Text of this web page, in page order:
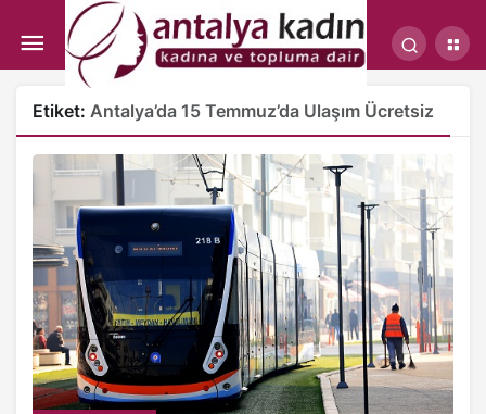
Etiket: Antalya’da 15 Temmuz’da Ulaşım Ücretsiz